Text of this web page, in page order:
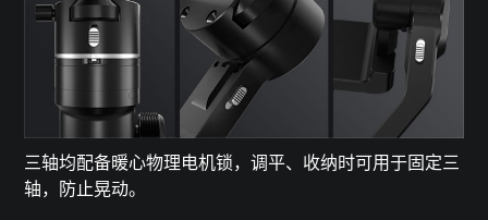
三轴均配备暖心物理电机锁，调平、收纳时可用于固定三
轴，防止晃动。